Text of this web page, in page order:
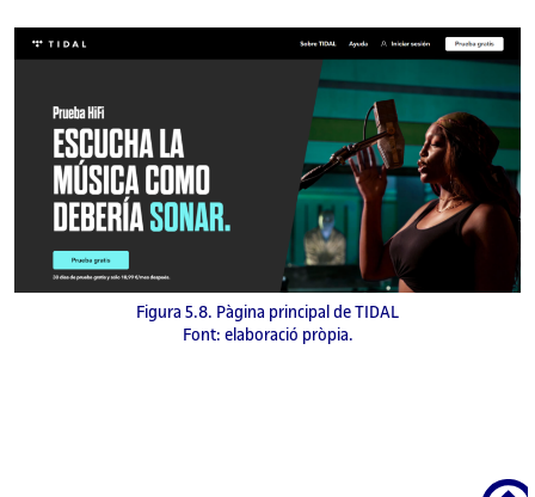
Figura 5.8. Pàgina principal de TIDAL
Font: elaboració pròpia.